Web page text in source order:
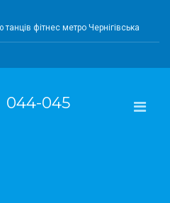
фітнес метро Чернігівська
044-045